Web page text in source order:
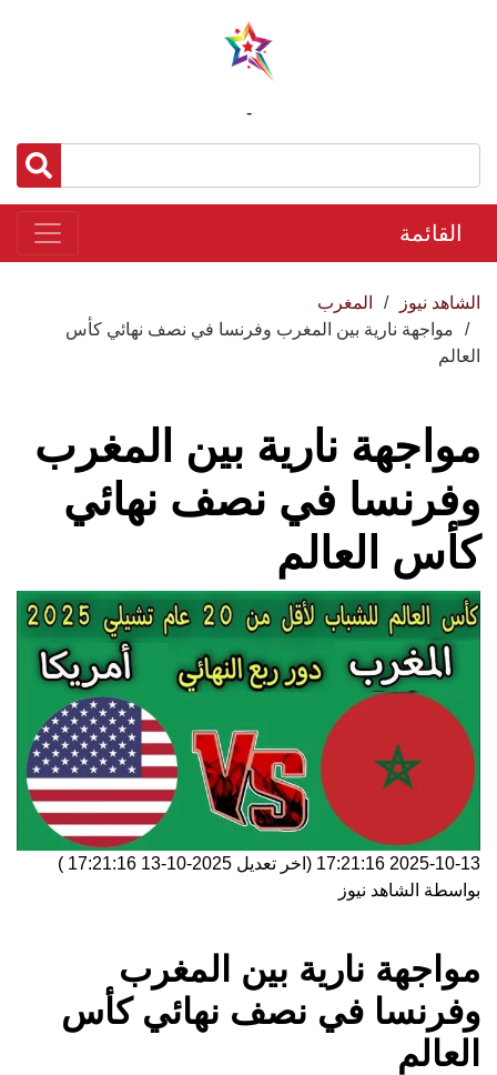
-
القائمة
الشاهد نيوز
المغرب
مواجهة نارية بين المغرب وفرنسا في نصف نهائي كأس
العالم
مواجهة نارية بين المغرب
وفرنسا في نصف نهائي
كأس العالم
2025-10-13 17:21:16 (اخر تعديل 2025-10-13 17:21:16
)
بواسطة الشاهد نيوز
مواجهة نارية بين المغرب
وفرنسا في نصف نهائي كأس
العالم